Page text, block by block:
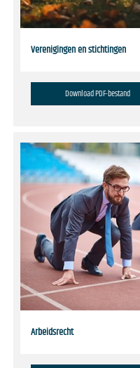
Verenigingen en stichtingen
Download PDF-bestand
Arbeidsrecht